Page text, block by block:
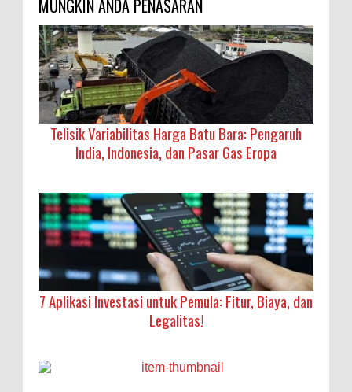
MUNGKIN ANDA PENASARAN
Telisik Variabilitas Harga Batu Bara: Pengaruh
India, Indonesia, dan Pasar Gas Eropa
7 Aplikasi Investasi untuk Pemula: Fitur, Biaya, dan
Legalitas!